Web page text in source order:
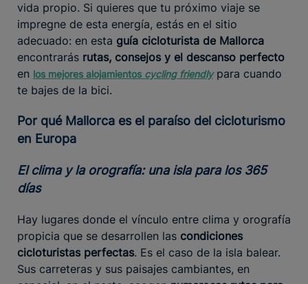
vida propio. Si quieres que tu próximo viaje se
impregne de esta energía, estás en el sitio
adecuado: en esta guía cicloturista de Mallorca
encontrarás rutas, consejos y el descanso perfecto
en los mejores alojamientos cycling friendlypara cuando
te bajes de la bici.
Por qué Mallorca es el paraíso del cicloturismo
en Europa
El clima y la orografía: una isla para los 365
días
Hay lugares donde el vínculo entre clima y orografía
propicia que se desarrollen las condiciones
cicloturistas perfectas. Es el caso de la isla balear.
Sus carreteras y sus paisajes cambiantes, en